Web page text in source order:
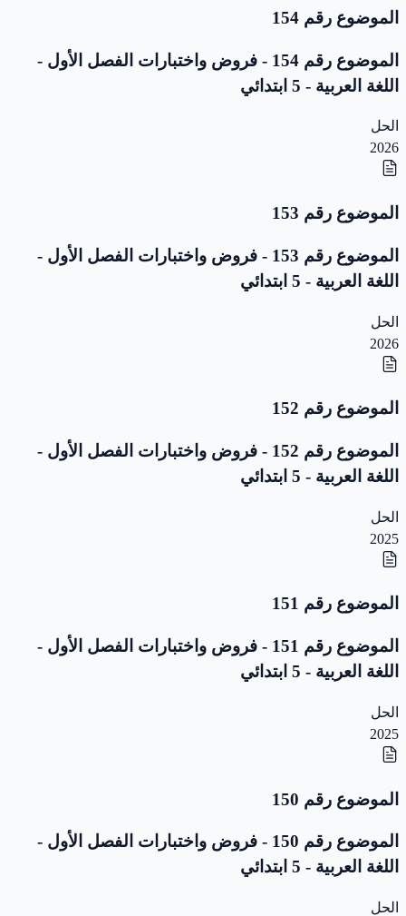
الموضوع رقم 154
الموضوع رقم 154 - فروض واختبارات الفصل الأول -
اللغة العربية - 5 ابتدائي
الحل
2026
الموضوع رقم 153
الموضوع رقم 153 - فروض واختبارات الفصل الأول -
اللغة العربية - 5 ابتدائي
الحل
2026
الموضوع رقم 152
الموضوع رقم 152 - فروض واختبارات الفصل الأول -
اللغة العربية - 5 ابتدائي
الحل
2025
الموضوع رقم 151
الموضوع رقم 151 - فروض واختبارات الفصل الأول -
اللغة العربية - 5 ابتدائي
الحل
2025
الموضوع رقم 150
الموضوع رقم 150 - فروض واختبارات الفصل الأول -
اللغة العربية - 5 ابتدائي
الحل